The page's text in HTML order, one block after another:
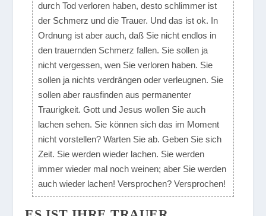
durch Tod verloren haben, desto schlimmer ist
der Schmerz und die Trauer. Und das ist ok. In
Ordnung ist aber auch, daß Sie nicht endlos in
den trauernden Schmerz fallen. Sie sollen ja
nicht vergessen, wen Sie verloren haben. Sie
sollen ja nichts verdrängen oder verleugnen. Sie
sollen aber rausfinden aus permanenter
Traurigkeit. Gott und Jesus wollen Sie auch
lachen sehen. Sie können sich das im Moment
nicht vorstellen? Warten Sie ab. Geben Sie sich
Zeit. Sie werden wieder lachen. Sie werden
immer wieder mal noch weinen; aber Sie werden
auch wieder lachen! Versprochen? Versprochen!